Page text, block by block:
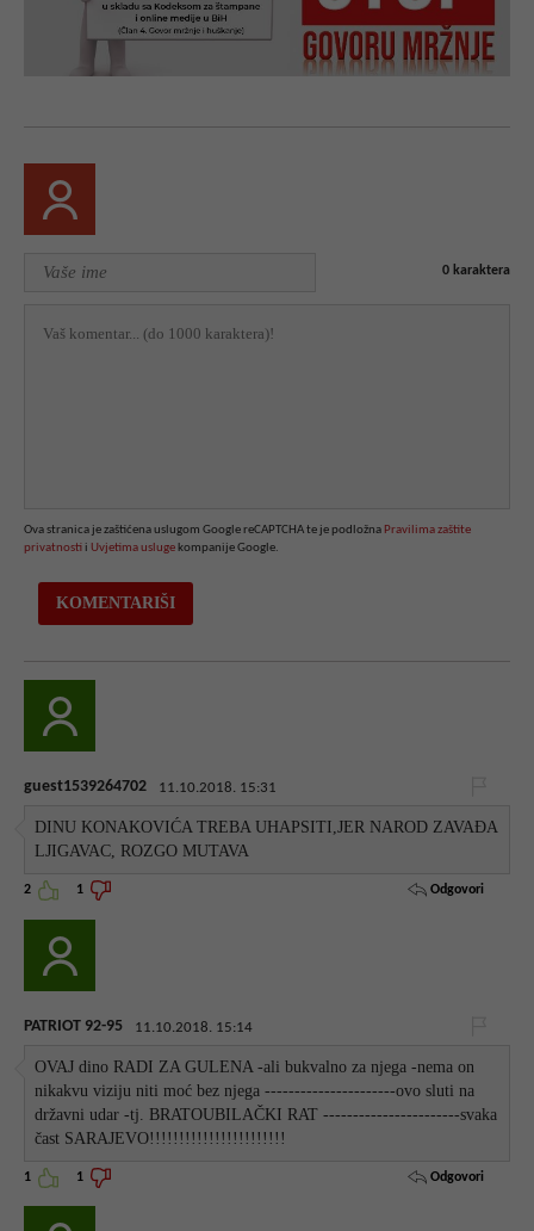
0 karaktera
Ova stranica je zaštićena uslugom Google reCAPTCHA te je podložna Pravilima zaštite
privatnosti i Uvjetima usluge kompanije Google.
guest1539264702 11.10.2018. 15:31
DINU KONAKOVIĆA TREBA UHAPSITI,JER NAROD ZAVAĐA
LJIGAVAC, ROZGO MUTAVA
2 1 Odgovori
PATRIOT 92-95 11.10.2018. 15:14
OVAJ dino RADI ZA GULENA -ali bukvalno za njega -nema on
nikakvu viziju niti moć bez njega ----------------------ovo sluti na
državni udar -tj. BRATOUBILAČKI RAT -----------------------svaka
čast SARAJEVO!!!!!!!!!!!!!!!!!!!!!!!
1 1 Odgovori